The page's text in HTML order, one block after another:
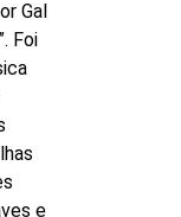
Gal
Foi
e